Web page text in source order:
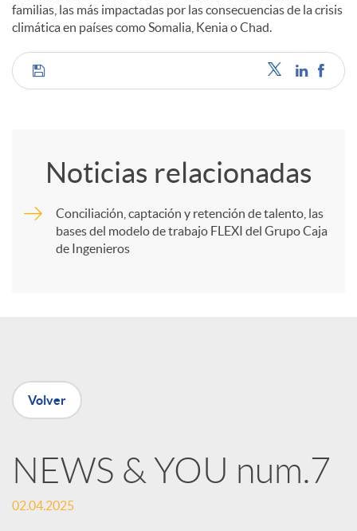
familias, las más impactadas por las consecuencias de la crisis
climática en países como Somalia, Kenia o Chad.
C
t
i
r
Noticias relacionadas
Conciliación, captación y retención de talento, las
bases del modelo de trabajo FLEXI del Grupo Caja
de Ingenieros
Volver
NEWS & YOU num.7
02.04.2025